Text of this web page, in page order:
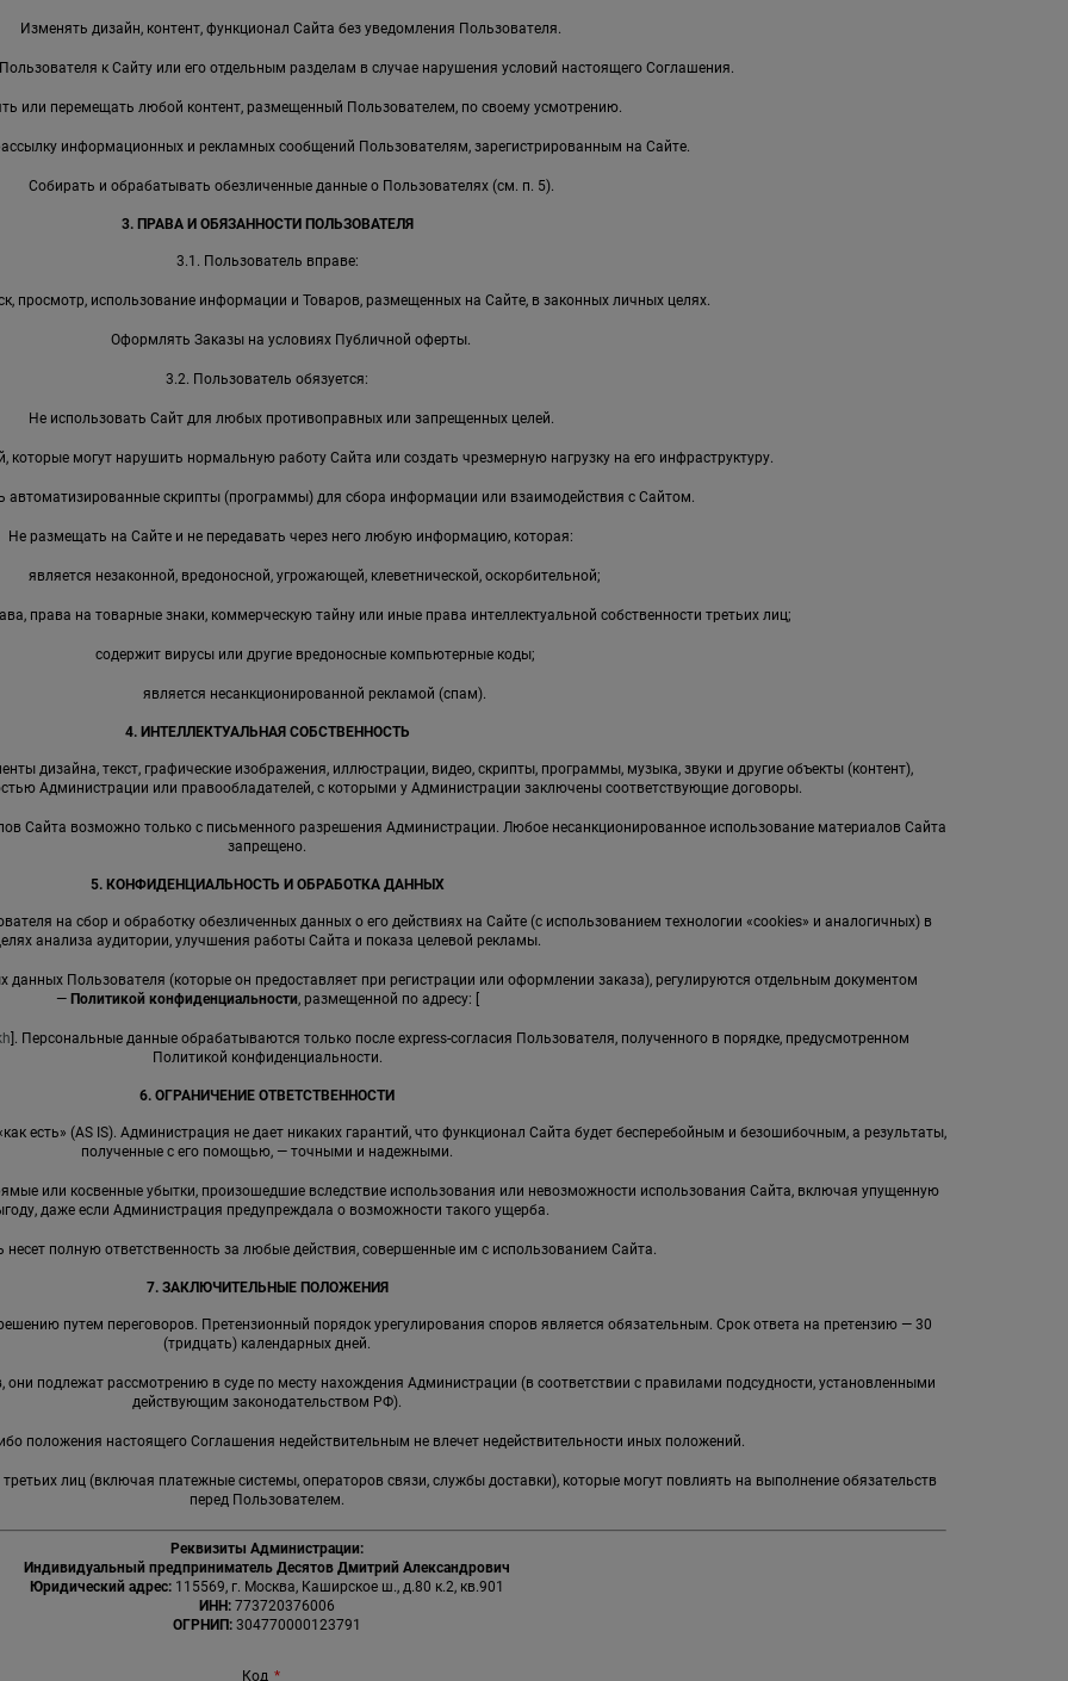
Изменять дизайн, контент, функционал Сайта без уведомления Пользователя.
к Сайту или его отдельным разделам в случае нарушения условий настоящего Соглашения.
или перемещать любой контент, размещенный Пользователем, по своему усмотрению.
информационных и рекламных сообщений Пользователям, зарегистрированным на Сайте.
Собирать и обрабатывать обезличенные данные о Пользователях (см. п. 5).
3. ПРАВА И ОБЯЗАННОСТИ ПОЛЬЗОВАТЕЛЯ
3.1. Пользователь вправе:
просмотр, использование информации и Товаров, размещенных на Сайте, в законных личных целях.
Оформлять Заказы на условиях Публичной оферты.
3.2. Пользователь обязуется:
Не использовать Сайт для любых противоправных или запрещенных целей.
которые могут нарушить нормальную работу Сайта или создать чрезмерную нагрузку на его инфраструктуру.
автоматизированные скрипты (программы) для сбора информации или взаимодействия с Сайтом.
Не размещать на Сайте и не передавать через него любую информацию, которая:
является незаконной, вредоносной, угрожающей, клеветнической, оскорбительной;
права на товарные знаки, коммерческую тайну или иные права интеллектуальной собственности третьих лиц;
содержит вирусы или другие вредоносные компьютерные коды;
является несанкционированной рекламой (спам).
4. ИНТЕЛЛЕКТУАЛЬНАЯ СОБСТВЕННОСТЬ
дизайна, текст, графические изображения, иллюстрации, видео, скрипты, программы, музыка, звуки и другие объекты (контент),
Администрации или правообладателей, с которыми у Администрации заключены соответствующие договоры.
Сайта возможно только с письменного разрешения Администрации. Любое несанкционированное использование материалов Сайта
запрещено.
5. КОНФИДЕНЦИАЛЬНОСТЬ И ОБРАБОТКА ДАННЫХ
на сбор и обработку обезличенных данных о его действиях на Сайте (с использованием технологии «cookies» и аналогичных) в
анализа аудитории, улучшения работы Сайта и показа целевой рекламы.
данных Пользователя (которые он предоставляет при регистрации или оформлении заказа), регулируются отдельным документом
— Политикой конфиденциальности, размещенной по адресу: [
]. Персональные данные обрабатываются только после express-согласия Пользователя, полученного в порядке, предусмотренном
Политикой конфиденциальности.
6. ОГРАНИЧЕНИЕ ОТВЕТСТВЕННОСТИ
есть» (AS IS). Администрация не дает никаких гарантий, что функционал Сайта будет бесперебойным и безошибочным, а результаты,
полученные с его помощью, — точными и надежными.
или косвенные убытки, произошедшие вследствие использования или невозможности использования Сайта, включая упущенную
даже если Администрация предупреждала о возможности такого ущерба.
несет полную ответственность за любые действия, совершенные им с использованием Сайта.
7. ЗАКЛЮЧИТЕЛЬНЫЕ ПОЛОЖЕНИЯ
путем переговоров. Претензионный порядок урегулирования споров является обязательным. Срок ответа на претензию — 30
(тридцать) календарных дней.
они подлежат рассмотрению в суде по месту нахождения Администрации (в соответствии с правилами подсудности, установленными
действующим законодательством РФ).
положения настоящего Соглашения недействительным не влечет недействительности иных положений.
лиц (включая платежные системы, операторов связи, службы доставки), которые могут повлиять на выполнение обязательств
перед Пользователем.
Реквизиты Администрации:
Индивидуальный предприниматель Десятов Дмитрий Александрович
Юридический адрес: 115569, г. Москва, Каширское ш., д.80 к.2, кв.901
ИНН: 773720376006
ОГРНИП: 304770000123791
Код